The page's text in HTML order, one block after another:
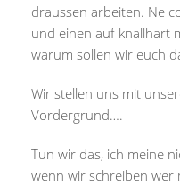
draussen arbeiten. Ne
und einen auf knallhart
warum sollen wir euch
Wir stellen uns mit
Vordergrund….
Tun wir das, ich meine
wenn wir schreiben wer